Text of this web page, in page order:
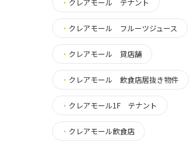
・ クレアモール フルーツジュース
・ クレアモール 貸店舗
・ クレアモール 飲食店居抜き物件
・ クレアモール1F テナント
・ クレアモール飲食店